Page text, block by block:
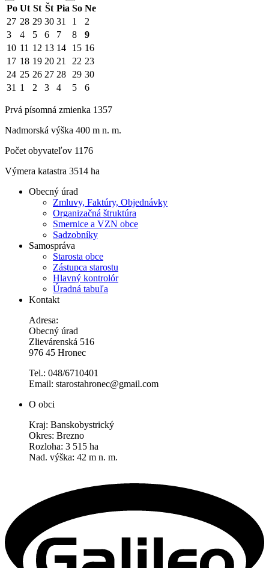
Po Ut St Št Pia So Ne
27 28 29 30 31 1
2
3
4 5 6 7 8
9
10 11 12 13 14 15 16
17 18 19 20 21 22 23
24 25 26 27 28 29 30
31 1 2 3 4 5 6
Prvá písomná zmienka 1357
Nadmorská výška 400 m n. m.
Počet obyvateľov 1176
Výmera katastra 3514 ha
Obecný úrad
Zmluvy, Faktúry, Objednávky
Organizačná štruktúra
Smernice a VZN obce
Sadzobníky
Samospráva
Starosta obce
Zástupca starostu
Hlavný kontrolór
Úradná tabuľa
Kontakt
Adresa:
Obecný úrad
Zlievárenská 516
976 45 Hronec
Tel.: 048/6710401
Email: starostahronec@gmail.com
O obci
Kraj: Banskobystrický
Okres: Brezno
Rozloha: 3 515 ha
Nad. výška: 42 m n. m.